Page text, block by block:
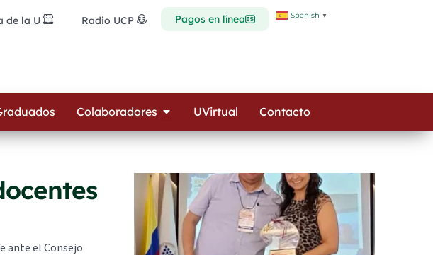
de la U Radio UCP Pagos en línea Spanish ▼
Colaboradores Open Colaboradores
UVirtual Contacto
ante el Consejo